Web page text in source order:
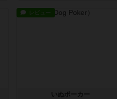
レビュー
いぬポーカー